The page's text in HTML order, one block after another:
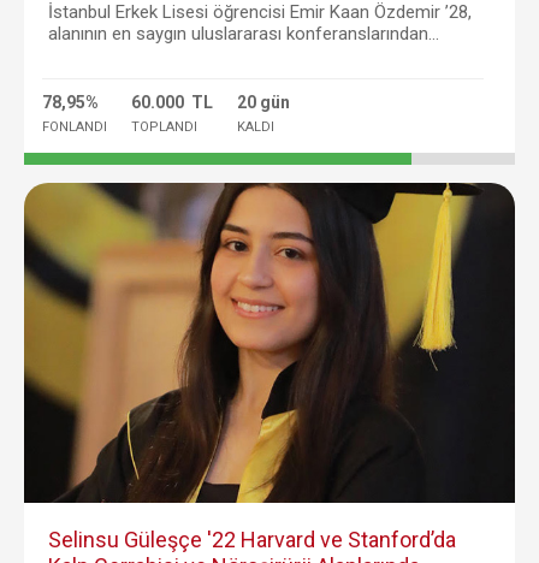
İstanbul Erkek Lisesi öğrencisi Emir Kaan Özdemir ’28,
alanının en saygın uluslararası konferanslarından...
78,95%
FONLANDI
60.000 TL
TOPLANDI
20 gün
KALDI
Selinsu Güleşçe '22 Harvard ve Stanford’da